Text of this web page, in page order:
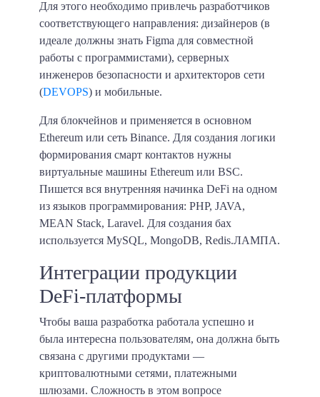
Для этого необходимо привлечь разработчиков
соответствующего направления: дизайнеров (в
идеале должны знать Figma для совместной
работы с программистами), серверных
инженеров безопасности и архитекторов сети
(DEVOPS) и мобильные.
Для блокчейнов и применяется в основном
Ethereum или сеть Binance. Для создания логики
формирования смарт контактов нужны
виртуальные машины Ethereum или BSC.
Пишется вся внутренняя начинка DeFi на одном
из языков программирования: PHP, JAVA,
MEAN Stack, Laravel. Для создания бах
используется MySQL, MongoDB, Redis.ЛАМПА.
Интеграции продукции
DeFi-платформы
Чтобы ваша разработка работала успешно и
была интересна пользователям, она должна быть
связана с другими продуктами —
криптовалютными сетями, платежными
шлюзами. Сложность в этом вопросе